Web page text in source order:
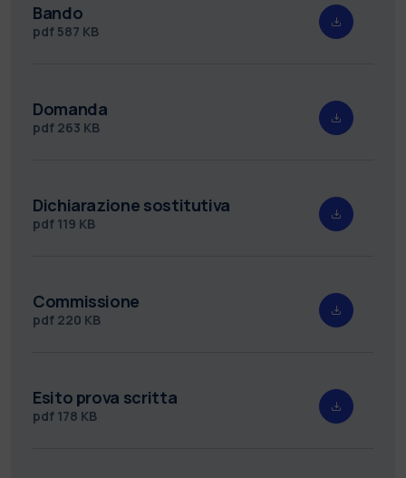
Bando
pdf 587 KB
Domanda
pdf 263 KB
Dichiarazione sostitutiva
pdf 119 KB
Commissione
pdf 220 KB
Esito prova scritta
pdf 178 KB